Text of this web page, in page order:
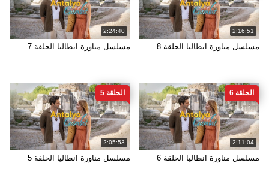
2:16:51
مسلسل مناورة انطاليا الحلقة 8
2:24:40
مسلسل مناورة انطاليا الحلقة 7
2:11:04
الحلقة 6
مسلسل مناورة انطاليا الحلقة 6
2:05:53
الحلقة 5
مسلسل مناورة انطاليا الحلقة 5